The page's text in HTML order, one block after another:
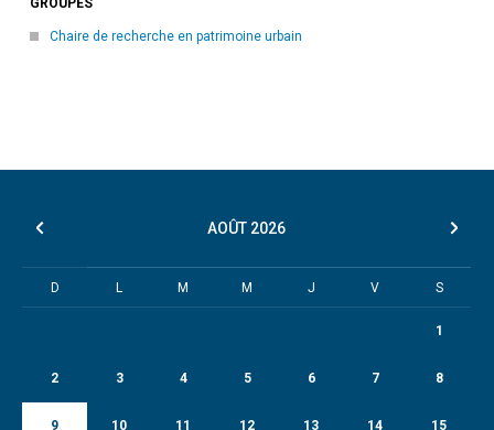
GROUPES
Chaire de recherche en patrimoine urbain
AOÛT 2026
D L M M J V S
1
2 3 4 5 6 7 8
9 10 11 12 13 14 15